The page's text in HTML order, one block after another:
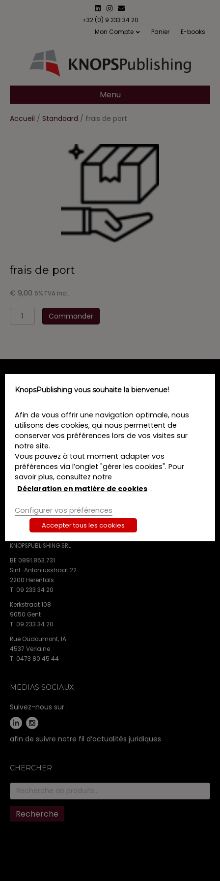
n
n
s
a
m
m
a
l
+32 (0) 9 233 34 20
Mon Compte
Panier E-books
Menu
Accueil / Standaard / frais de port
frais de port
€ 9,00 6% TVA incl.
quantité
de
Commander
Formations
Livres
Revues
A propos de nous
Contact
Termes et conditions
Déclaration de confidentialité
CONTACT
KNOPSPUBLISHING SRL
BE 0891.853.731
Sint-Antoniusstraat 22
2200 Herentals
T. 09 233 34 20
Kerkstraat 108
9050 Gent
T. 09 233 34 20
Rue Oudoumont, 1A
4537 Verlaine
T. 0473 80 45 44
MEDIAS SOCIAUX
Suivez-nous sur :
afin de suivre notre fil d’actualités juridiques
CHERCHER
Recherche
pour :
Recherche
KnopsPublishing vous souhaite la bienvenue!
Afin de vous offrir une navigation optimale, nous
utilisons des cookies, qui nous permettent de
conserver vos préférences lors de vos visites sur
notre site.
Vous pouvez à tout moment adapter vos
préférences via l’onglet "gérer les cookies". Pour
savoir plus, consultez notre
Déclaration en matière de cookies .
Configurer vos préférences
Accepter tous les cookies